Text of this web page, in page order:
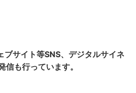
サイト等SNS、デジタルサイネ
信も行っています。